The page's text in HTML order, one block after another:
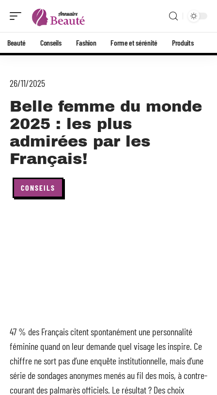
Beauté Conseils Fashion Forme et sérénité Produits
26/11/2025
Belle femme du monde
2025 : les plus
admirées par les
Français!
CONSEILS
47 % des Français citent spontanément une personnalité
féminine quand on leur demande quel visage les inspire. Ce
chiffre ne sort pas d’une enquête institutionnelle, mais d’une
série de sondages anonymes menés au fil des mois, à contre-
courant des palmarès officiels. Le résultat ? Des choix